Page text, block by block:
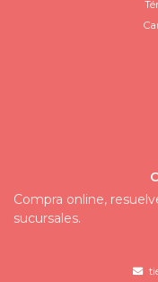
Compra online,
sucursales.